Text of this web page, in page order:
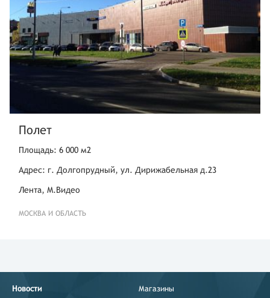
Полет
Площадь: 6 000 м2
Адрес: г. Долгопрудный, ул. Дирижабельная д.23
Лента, М.Видео
МОСКВА И ОБЛАСТЬ
Новости
Магазины